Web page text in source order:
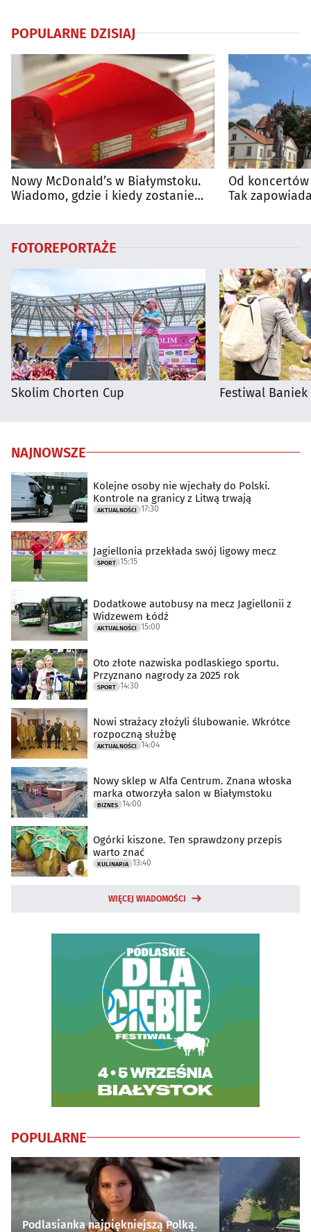
POPULARNE DZISIAJ
Nowy McDonald’s w Białymstoku.
Wiadomo, gdzie i kiedy zostanie
Od
Tak
FOTOREPORTAŻE
Skolim Chorten Cup Festiwal
NAJNOWSZE
Kolejne osoby nie wjechały do Polski.
Kontrole na granicy z Litwą trwają
AKTUALNOŚCI 17:30
Jagiellonia przekłada swój ligowy mecz
SPORT 15:15
Dodatkowe autobusy na mecz Jagiellonii z
Widzewem Łódź
AKTUALNOŚCI 15:00
Oto złote nazwiska podlaskiego sportu.
Przyznano nagrody za 2025 rok
SPORT 14:30
Nowi strażacy złożyli ślubowanie. Wkrótce
rozpoczną służbę
AKTUALNOŚCI 14:04
Nowy sklep w Alfa Centrum. Znana włoska
marka otworzyła salon w Białymstoku
BIZNES 14:00
Ogórki kiszone. Ten sprawdzony przepis
warto znać
KULINARIA 13:40
WIĘCEJ WIADOMOŚCI
POPULARNE
Podlasianka najpiękniejszą Polką.